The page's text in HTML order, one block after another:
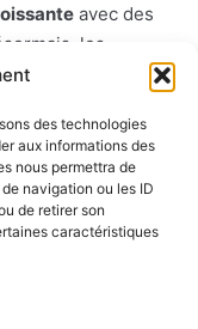
des technologies
aux informations des
nous permettra de
navigation ou les ID
de retirer son
caractéristiques
avec des
les
dans le code de
c'est-à-dire la
donnée sur une
séismes.
: la zone 1 à
zones 2 à 5 (aléa